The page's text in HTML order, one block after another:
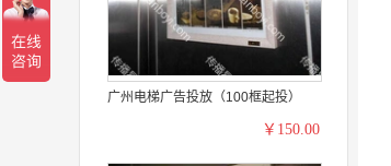
广州电梯广告投放（100框起投）
￥150.00